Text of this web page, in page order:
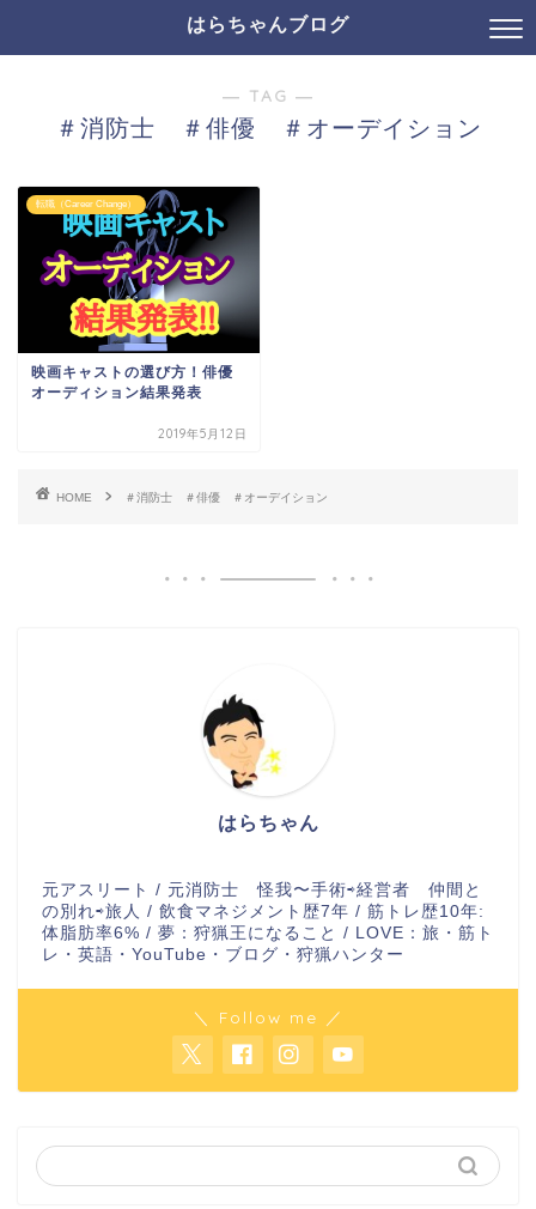
はらちゃんブログ
― TAG ―
＃消防士 ＃俳優 ＃オーデイション
転職（Career Change）
映画キャストの選び方！俳優
オーディション結果発表
2019年5月12日
HOME ＃消防士 ＃俳優 ＃オーデイション
はらちゃん
元アスリート / 元消防士 怪我〜手術⇨経営者 仲間と
の別れ⇨旅人 / 飲食マネジメント歴7年 / 筋トレ歴10年:
体脂肪率6% / 夢：狩猟王になること / LOVE：旅・筋ト
レ・英語・YouTube・ブログ・狩猟ハンター
＼ Follow me ／